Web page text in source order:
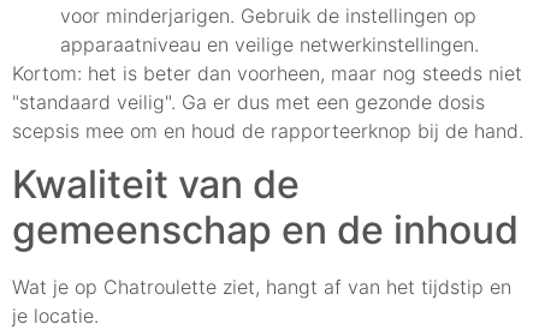
voor minderjarigen. Gebruik de instellingen op
apparaatniveau en veilige netwerkinstellingen.
Kortom: het is beter dan voorheen, maar nog steeds niet
"standaard veilig". Ga er dus met een gezonde dosis
scepsis mee om en houd de rapporteerknop bij de hand.
Kwaliteit van de
gemeenschap en de inhoud
Wat je op Chatroulette ziet, hangt af van het tijdstip en
je locatie.